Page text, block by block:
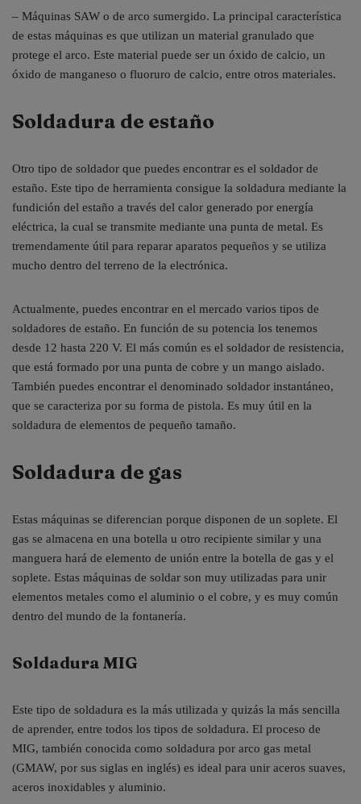
– Máquinas SAW o de arco sumergido. La principal característica
de estas máquinas es que utilizan un material granulado que
protege el arco. Este material puede ser un óxido de calcio, un
óxido de manganeso o fluoruro de calcio, entre otros materiales.
Soldadura de estaño
Otro tipo de soldador que puedes encontrar es el soldador de
estaño. Este tipo de herramienta consigue la soldadura mediante la
fundición del estaño a través del calor generado por energía
eléctrica, la cual se transmite mediante una punta de metal. Es
tremendamente útil para reparar aparatos pequeños y se utiliza
mucho dentro del terreno de la electrónica.
Actualmente, puedes encontrar en el mercado varios tipos de
soldadores de estaño. En función de su potencia los tenemos
desde 12 hasta 220 V. El más común es el soldador de resistencia,
que está formado por una punta de cobre y un mango aislado.
También puedes encontrar el denominado soldador instantáneo,
que se caracteriza por su forma de pistola. Es muy útil en la
soldadura de elementos de pequeño tamaño.
Soldadura de gas
Estas máquinas se diferencian porque disponen de un soplete. El
gas se almacena en una botella u otro recipiente similar y una
manguera hará de elemento de unión entre la botella de gas y el
soplete. Estas máquinas de soldar son muy utilizadas para unir
elementos metales como el aluminio o el cobre, y es muy común
dentro del mundo de la fontanería.
Soldadura MIG
Este tipo de soldadura es la más utilizada y quizás la más sencilla
de aprender, entre todos los tipos de soldadura. El proceso de
MIG, también conocida como soldadura por arco gas metal
(GMAW, por sus siglas en inglés) es ideal para unir aceros suaves,
aceros inoxidables y aluminio.